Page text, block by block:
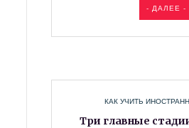
- ДАЛЕЕ -
КАК УЧИТЬ
Три главные